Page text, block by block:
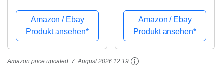
Amazon / Ebay
Produkt ansehen*
Mehrfarbig
(schwarz/anthrazit), S
Amazon / Ebay
Produkt ansehen*
Amazon price updated: 7. August 2026 12:19